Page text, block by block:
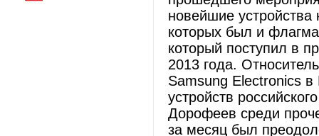
новейшие
которых был и
который поступил в
2013 года.
Samsung Electronics
устройств
Дорофеев среди
за месяц был